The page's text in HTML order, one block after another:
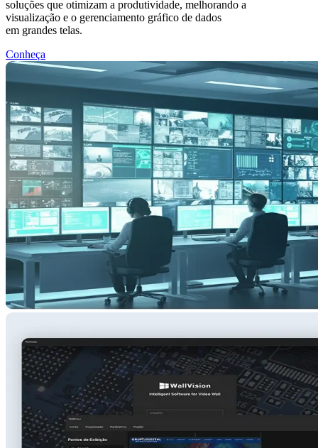
Wallvision
Software Exclusivo
para Gerenciamento
de Video Wall
Além de infraestrutura de ponta, o Grupo Digital desenvolveu um
software próprio para gerenciamento de video walls, garantindo uma
experiência intuitiva e eficiente no controle de múltiplas fontes de
informação.
Rua Affonso Waldemar Barro, 84 –
Tingui, Curitiba – PR, 82800-230